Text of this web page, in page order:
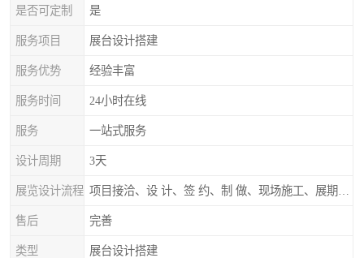
是否可定制 是
服务项目 展台设计搭建
服务优势 经验丰富
服务时间 24小时在线
服务 一站式服务
设计周期 3天
展览设计流程
售后 完善
类型 展台设计搭建